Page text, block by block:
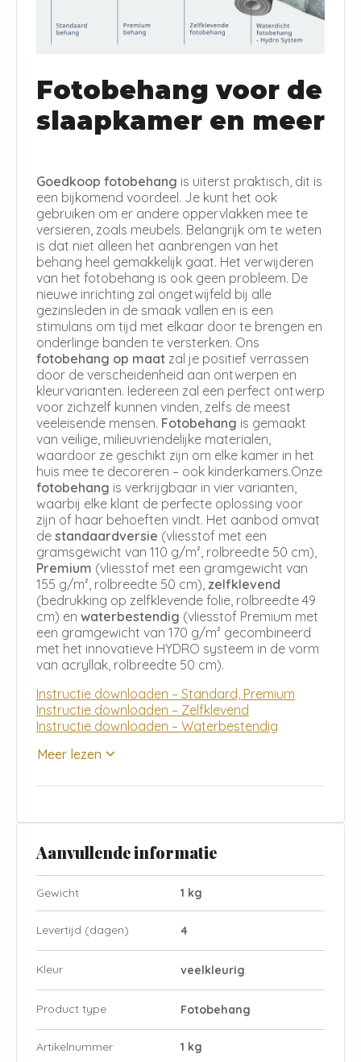
Fotobehang voor de
slaapkamer en meer
Goedkoop fotobehang is uiterst praktisch, dit is
een bijkomend voordeel. Je kunt het ook
gebruiken om er andere oppervlakken mee te
versieren, zoals meubels. Belangrijk om te weten
is dat niet alleen het aanbrengen van het
behang heel gemakkelijk gaat. Het verwijderen
van het fotobehang is ook geen probleem. De
nieuwe inrichting zal ongetwijfeld bij alle
gezinsleden in de smaak vallen en is een
stimulans om tijd met elkaar door te brengen en
onderlinge banden te versterken. Ons
fotobehang op maat zal je positief verrassen
door de verscheidenheid aan ontwerpen en
kleurvarianten. Iedereen zal een perfect ontwerp
voor zichzelf kunnen vinden, zelfs de meest
veeleisende mensen. Fotobehang is gemaakt
van veilige, milieuvriendelijke materialen,
waardoor ze geschikt zijn om elke kamer in het
huis mee te decoreren – ook kinderkamers.Onze
fotobehang is verkrijgbaar in vier varianten,
waarbij elke klant de perfecte oplossing voor
zijn of haar behoeften vindt. Het aanbod omvat
de standaardversie (vliesstof met een
gramsgewicht van 110 g/m², rolbreedte 50 cm),
Premium (vliesstof met een gramgewicht van
155 g/m², rolbreedte 50 cm), zelfklevend
(bedrukking op zelfklevende folie, rolbreedte 49
cm) en waterbestendig (vliesstof Premium met
een gramgewicht van 170 g/m² gecombineerd
met het innovatieve HYDRO systeem in de vorm
van acryllak, rolbreedte 50 cm).
Instructie downloaden – Standard, Premium
Instructie downloaden – Zelfklevend
Instructie downloaden – Waterbestendig
Meer lezen
Aanvullende informatie
Gewicht 1 kg
Levertijd (dagen) 4
Kleur veelkleurig
Product type Fotobehang
Artikelnummer 1 kg